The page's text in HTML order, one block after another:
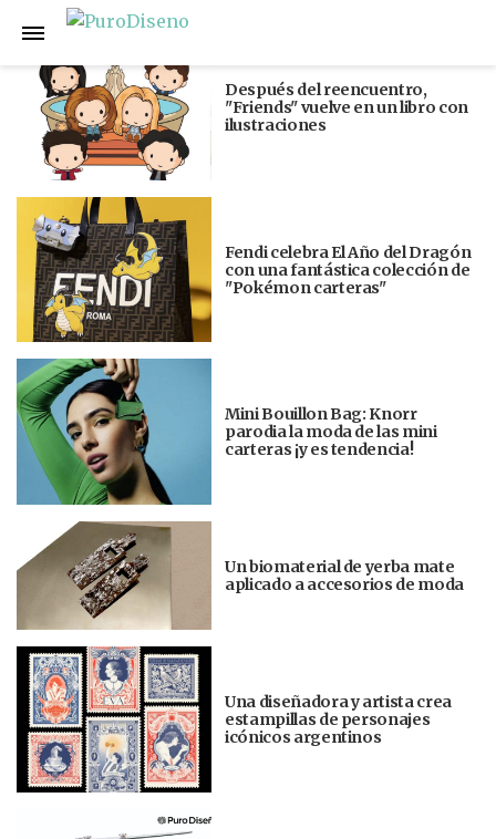
Anterior
Después del reencuentro,
"Friends" vuelve en un libro con
ilustraciones
Fendi celebra El Año del Dragón
con una fantástica colección de
"Pokémon carteras"
Mini Bouillon Bag: Knorr
parodia la moda de las mini
carteras ¡y es tendencia!
Un biomaterial de yerba mate
aplicado a accesorios de moda
Una diseñadora y artista crea
estampillas de personajes
icónicos argentinos
Siguiente